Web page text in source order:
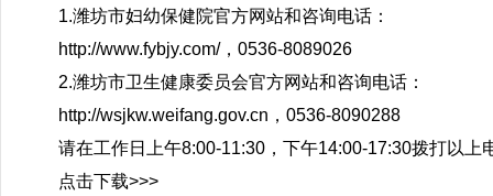
1.潍坊市妇幼保健院官方网站和咨询电话：
http://www.fybjy.com/，0536-8089026
2.潍坊市卫生健康委员会官方网站和咨询电话：
http://wsjkw.weifang.gov.cn，0536-8090288
请在工作日上午8:00-11:30，下午14:00-17:30拨打以上
点击下载>>>